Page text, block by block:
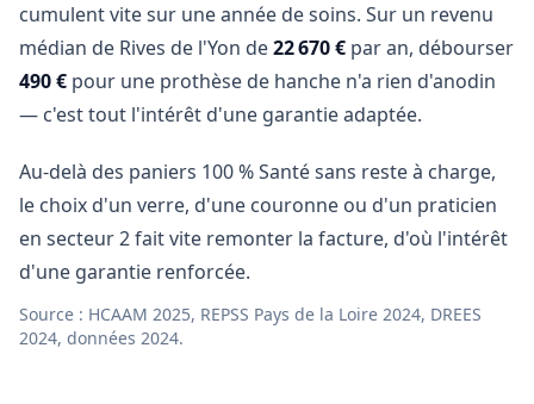
cumulent vite sur une année de soins. Sur un revenu
médian de Rives de l'Yon de22 670 € par an, débourser
490 € pour une prothèse de hanche n'a rien d'anodin
— c'est tout l'intérêt d'une garantie adaptée.
Au-delà des paniers 100 % Santé sans reste à charge,
le choix d'un verre, d'une couronne ou d'un praticien
en secteur 2 fait vite remonter la facture, d'où l'intérêt
d'une garantie renforcée.
Source : HCAAM 2025, REPSS Pays de la Loire 2024, DREES
2024, données 2024.